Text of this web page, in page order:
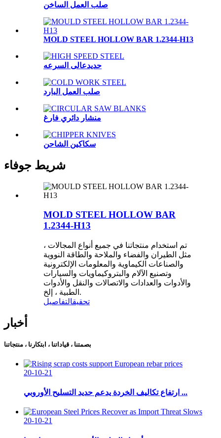
صلب العمل الساخن
MOLD STEEL HOLLOW BAR 1.2344-H13
حديدعالى السرعه
صلب العمل البارد
منشار دائري فارغ
سكاكين الشاحن
شريط جوفاء
MOLD STEEL HOLLOW BAR
1.2344-H13
تم استخدام منتجاتنا في جميع أنواع المجالات ،
مثل الطيران والفضاء والملاحة والطاقة النووية
والصناعات الكيماوية والمعلومات الإلكترونية
وتصنيع الآلام والبتروكيماويات والسيارات
والأدوات والعدادات والاتصالات والنقل والأدوات
الطبية ، إلخ.
تحقيقالتفاصيل
أخبار
بصمتنا ، قياداتنا ، ابتكارنا ، منتجاتنا
20-10-21
ارتفاع تكاليف الخردة يدعم حديد التسليح الأوروبي ...
20-10-21